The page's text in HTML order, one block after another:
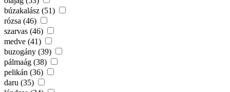
búzakalász (51)
rózsa (46)
szarvas (46)
medve (41)
buzogány (39)
pálmaág (38)
pelikán (36)
daru (35)